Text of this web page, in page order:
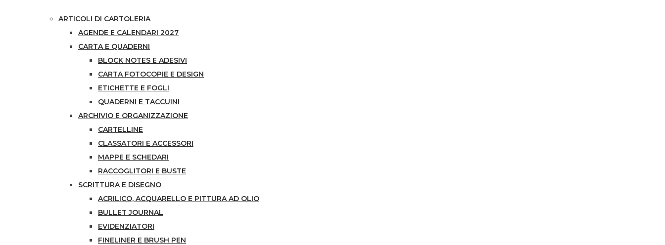
ARTICOLI DI CARTOLERIA
AGENDE E CALENDARI 2027
CARTA E QUADERNI
BLOCK NOTES E ADESIVI
CARTA FOTOCOPIE E DESIGN
ETICHETTE E FOGLI
QUADERNI E TACCUINI
ARCHIVIO E ORGANIZZAZIONE
CARTELLINE
CLASSATORI E ACCESSORI
MAPPE E SCHEDARI
RACCOGLITORI E BUSTE
SCRITTURA E DISEGNO
ACRILICO, ACQUARELLO E PITTURA AD OLIO
BULLET JOURNAL
EVIDENZIATORI
FINELINER E BRUSH PEN